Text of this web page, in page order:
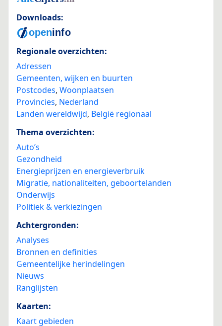
Downloads:
Regionale overzichten:
Adressen
Gemeenten, wijken en buurten
Postcodes, Woonplaatsen
Provincies, Nederland
Landen wereldwijd, België regionaal
Thema overzichten:
Auto’s
Gezondheid
Energieprijzen en energieverbruik
Migratie, nationaliteiten, geboortelanden
Onderwijs
Politiek & verkiezingen
Achtergronden:
Analyses
Bronnen en definities
Gemeentelijke herindelingen
Nieuws
Ranglijsten
Kaarten:
Kaart gebieden